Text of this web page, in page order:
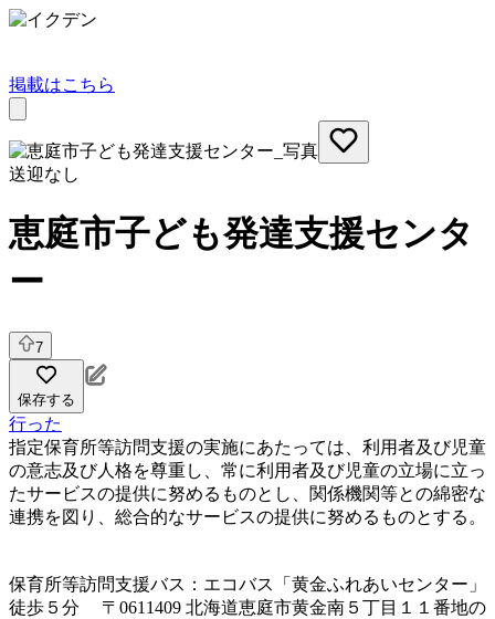
掲載はこちら
送迎なし
恵庭市子ども発達支援センタ
ー
7
保存する
行った
指定保育所等訪問支援の実施にあたっては、利用者及び児童
の意志及び人格を尊重し、常に利用者及び児童の立場に立っ
たサービスの提供に努めるものとし、関係機関等との綿密な
連携を図り、総合的なサービスの提供に努めるものとする。
保育所等訪問支援バス：エコバス「黄金ふれあいセンター」
徒歩５分 〒0611409 北海道恵庭市黄金南５丁目１１番地の